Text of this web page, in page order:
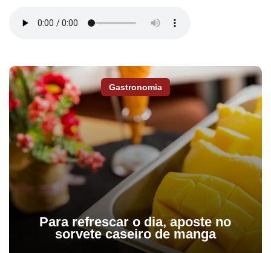
Gastronomia
Para refrescar o dia, aposte no
sorvete caseiro de manga